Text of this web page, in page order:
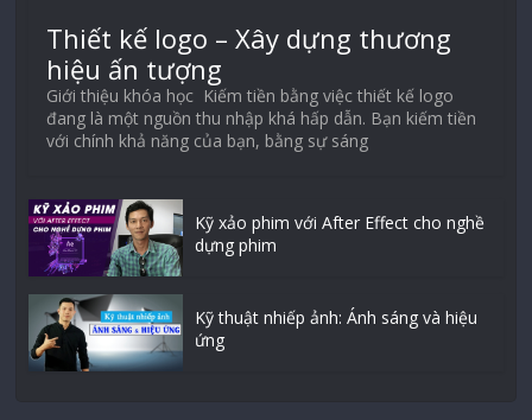
Thiết kế logo – Xây dựng thương
hiệu ấn tượng
Giới thiệu khóa học Kiếm tiền bằng việc thiết kế logo
đang là một nguồn thu nhập khá hấp dẫn. Bạn kiếm tiền
với chính khả năng của bạn, bằng sự sáng
Kỹ xảo phim với After Effect cho nghề
dựng phim
Kỹ thuật nhiếp ảnh: Ánh sáng và hiệu
ứng